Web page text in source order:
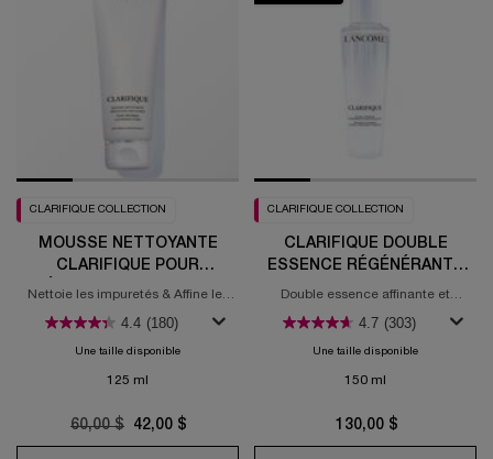
CLARIFIQUE COLLECTION
MOUSSE NETTOYANTE
CLARIFIQUE POUR
RÉDUCTION DES PORES
Nettoie les impuretés & Affine les
4.4 (180)
Une taille disponible
125 ml
Old price
60,00 $ New price
42,00 $
CLARIFIQUE COLLECTION
CLARIFIQUE DOUBLE
ESSENCE RÉGÉNÉRANTE
RESURFAÇANTE
Double essence affinante et
4.7 (303)
Une taille disponible
150 ml
130,00 $